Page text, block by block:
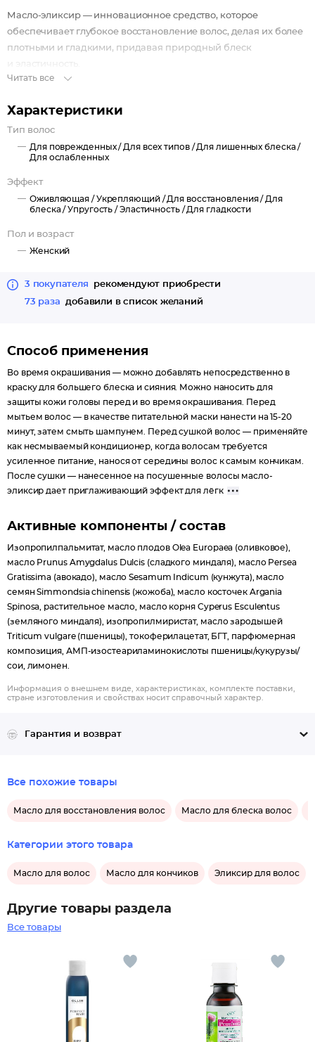
Масло-эликсир — инновационное средство, которое
обеспечивает глубокое восстановление волос, делая их более
плотными и гладкими, придавая природный блеск
Читать все
Характеристики
Тип волос
Для поврежденных / Для всех типов /Для лишенных блеска /
Для ослабленных
Эффект
Оживляющая /Укрепляющий /Для восстановления / Для
блеска /Упругость /Эластичность /Для гладкости
Пол и возраст
Женский
3 покупателя
рекомендуют приобрести
73 раза
добавили в список желаний
Способ применения
Во время окрашивания — можно добавлять непосредственно в
краску для большего блеска и сияния. Можно наносить для
защиты кожи головы перед и во время окрашивания. Перед
мытьем волос — в качестве питательной маски нанести на 15-20
минут, затем смыть шампунем. Перед сушкой волос — применяйте
как несмываемый кондиционер, когда волосам требуется
усиленное питание, нанося от середины волос к самым кончикам.
После сушки — нанесенное на посушенные волосы масло-
эликсир дает приглаживающий эффект для лёгк
Активные компоненты / состав
Изопропилпальмитат, масло плодов Olea Europaea (оливковое),
масло Prunus Amygdalus Dulcis (сладкого миндаля), масло Persea
Gratissima (авокадо), масло Sesamum Indicum (кунжута), масло
семян Simmondsia chinensis (жожоба), масло косточек Argania
Spinosa, растительное масло, масло корня Cyperus Esculentus
(земляного миндаля), изопропилмиристат, масло зародышей
Triticum vulgare (пшеницы), токоферилацетат, БГТ, парфюмерная
композиция, АМП-изостеариламинокислоты пшеницы/кукурузы/
сои, лимонен.
Информация о внешнем виде, характеристиках, комплекте поставки,
стране изготовления и свойствах носит справочный характер.
Гарантия и возврат
Все похожие товары
Масло для восстановления волос Масло для блеска волос
Категории этого товара
Масло для волос Масло для кончиков Эликсир для волос
Другие товары раздела
Все товары